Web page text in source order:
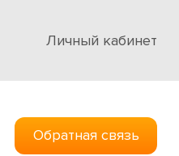
Личный кабинет
Обратная связь